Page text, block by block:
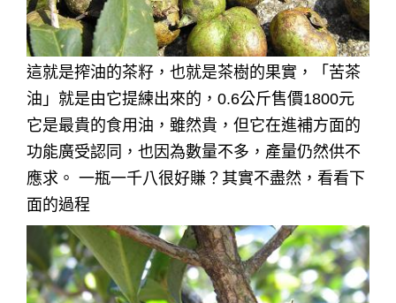
這就是搾油的茶籽，也就是茶樹的果實，「苦茶
油」就是由它提練出來的，0.6公斤售價1800元
它是最貴的食用油，雖然貴，但它在進補方面的
功能廣受認同，也因為數量不多，產量仍然供不
應求。 一瓶一千八很好賺？其實不盡然，看看下
面的過程